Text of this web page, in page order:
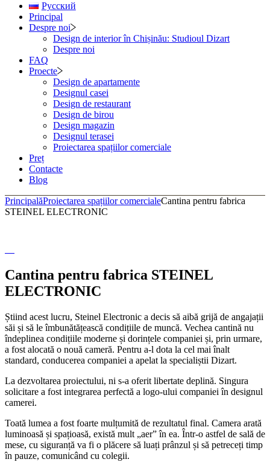
Русский
Principal
Despre noi
Design de interior în Chișinău: Studioul Dizart
Despre noi
FAQ
Proecte
Design de apartamente
Designul casei
Design de restaurant
Design de birou
Design magazin
Designul terasei
Proiectarea spațiilor comerciale
Preț
Contacte
Blog
PrincipalăProiectarea spațiilor comercialeCantina pentru fabrica
STEINEL ELECTRONIC
Cantina pentru fabrica STEINEL
ELECTRONIC
Știind acest lucru, Steinel Electronic a decis să aibă grijă de angajații
săi și să le îmbunătățească condițiile de muncă. Vechea cantină nu
îndeplinea condițiile moderne și dorințele companiei și, prin urmare,
a fost alocată o nouă cameră. Pentru a-l dota la cel mai înalt
standard, conducerea companiei a apelat la specialiștii Dizart.
La dezvoltarea proiectului, ni s-a oferit libertate deplină. Singura
solicitare a fost integrarea perfectă a logo-ului companiei în designul
camerei.
Toată lumea a fost foarte mulțumită de rezultatul final. Camera arată
luminoasă și spațioasă, există mult „aer” în ea. Într-o astfel de sală de
mese, cu siguranță va fi o plăcere să luați prânzul și să petreceți timp
în pauze, comunicând cu colegii.